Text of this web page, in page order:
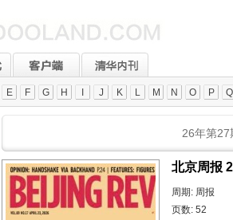
E F G H J K L M N O P Q
26年第27
北京周报
周期: 周报
页数: 52